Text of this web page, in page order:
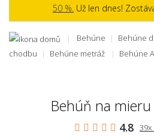
50 %. Už len dnes!
Behúne Behúne
chodbu
Behúne metráž Behúne
Behúň na mieru
4.8